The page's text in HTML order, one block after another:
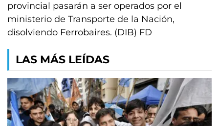
provincial pasarán a ser operados por el
ministerio de Transporte de la Nación,
disolviendo Ferrobaires. (DIB) FD
LAS MÁS LEÍDAS